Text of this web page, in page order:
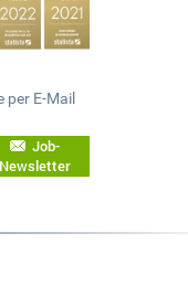
E-Mail
Job-
Newsletter